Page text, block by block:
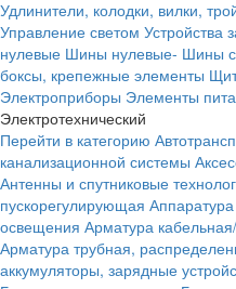
Удлинители, колодки, вилки,
Управление светом Устройства
нулевые Шины нулевые- Шины
боксы, крепежные элементы
Электроприборы Элементы
Электротехнический
Перейти в категорию
канализационной системы
Антенны и спутниковые
пускорегулирующая
освещения Арматура
Арматура трубная,
аккумуляторы, зарядные